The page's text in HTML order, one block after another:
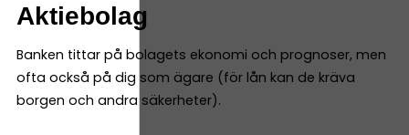
Aktiebolag
Banken tittar på bolagets ekonomi och prognoser, men
ofta också på dig som ägare (för lån kan de kräva
borgen och andra säkerheter).